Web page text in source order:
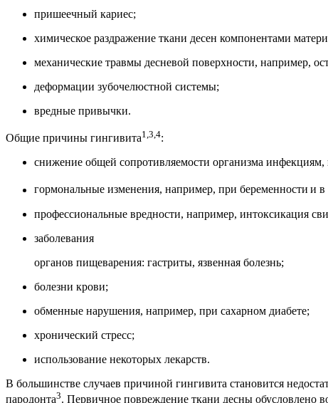
пришеечный кариес;
химическое раздражение ткани десен компонентами
механические травмы десневой поверхности, например,
деформации зубочелюстной системы;
вредные привычки.
Общие причины гингивита1,3,4:
снижение общей сопротивляемости организма
гормональные изменения, например, при беременности и в
профессиональные вредности, например, интоксикация
заболевания
органов пищеварения: гастриты, язвенная болезнь;
болезни крови;
обменные нарушения, например, при сахарном диабете;
хронический стресс;
использование некоторых лекарств.
В большинстве случаев причиной гингивита становится
пародонта3. Первичное повреждение ткани десны обусловлено